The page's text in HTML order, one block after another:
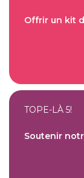
Offrir un kit
TOPE-LÀ 5!
Soutenir